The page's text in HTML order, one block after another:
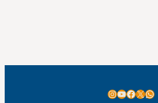
Instagram
Youtube
Facebook
X